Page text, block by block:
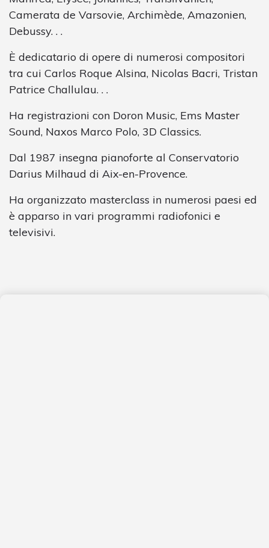
Camerata de Varsovie, Archimède, Amazonien,
Debussy. . .
È dedicatario di opere di numerosi compositori
tra cui Carlos Roque Alsina, Nicolas Bacri, Tristan
Patrice Challulau. . .
Ha registrazioni con Doron Music, Ems Master
Sound, Naxos Marco Polo, 3D Classics.
Dal 1987 insegna pianoforte al Conservatorio
Darius Milhaud di Aix-en-Provence.
Ha organizzato masterclass in numerosi paesi ed
è apparso in vari programmi radiofonici e
televisivi.